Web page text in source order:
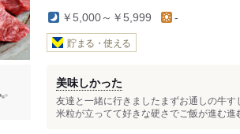
￥5,000～￥5,999 -
貯まる・使える
美味しかった
友達と一緒に行きましたまずお通しの牛
米粒が立ってて好きな硬さでご飯が進む進